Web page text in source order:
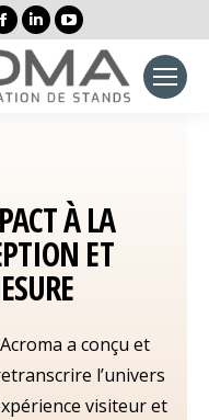
La
page
Facebook
s'ouvre
fenêtre
La
page
LinkedIn
s'ouvre
fenêtre
La
page
YouTube
s'ouvre
fenêtre
À LA
ET
a conçu et
l’univers
visiteur et